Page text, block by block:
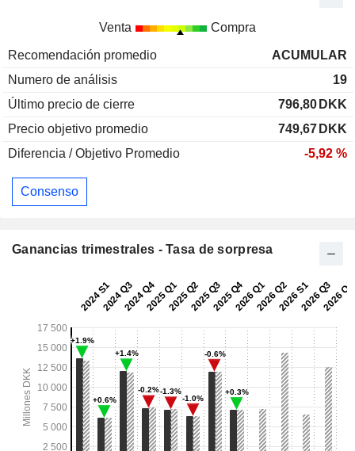
Venta Compra
Recomendación promedio
ACUMULAR
Numero de análisis
19
Último precio de cierre
796,80 DKK
Precio objetivo promedio
749,67 DKK
Diferencia / Objetivo Promedio
-5,92 %
Consenso
Ganancias trimestrales - Tasa de sorpresa